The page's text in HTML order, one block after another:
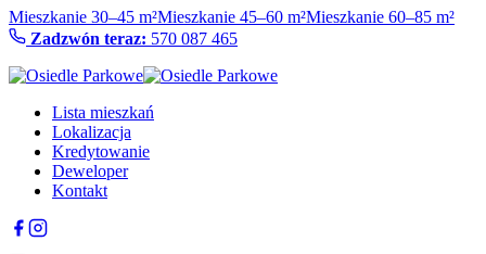
Mieszkanie 30–45 m²Mieszkanie 45–60 m²Mieszkanie 60–85 m²
Zadzwón teraz: 570 087 465
Lista mieszkań
Lokalizacja
Kredytowanie
Deweloper
Kontakt